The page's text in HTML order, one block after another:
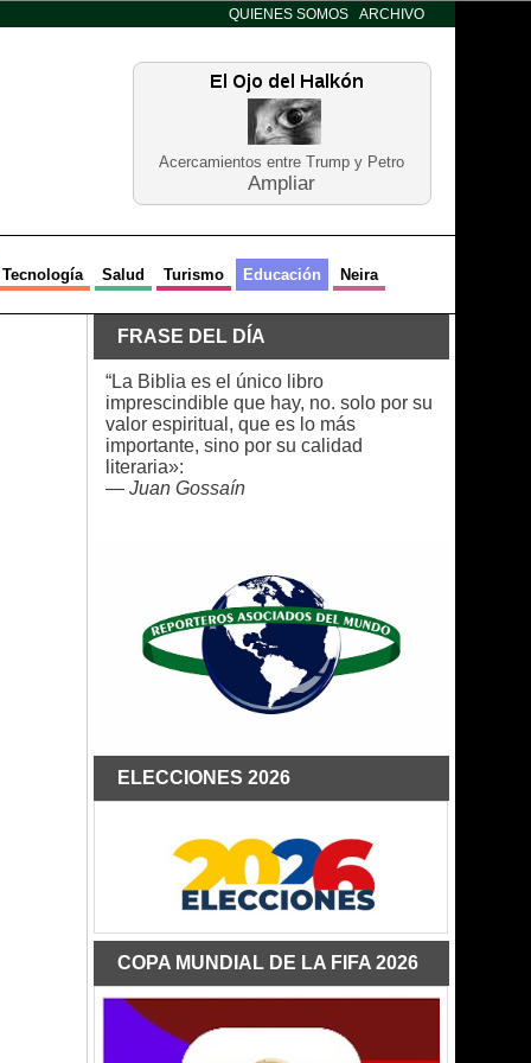
QUIENES SOMOS ARCHIVO
Acercamientos entre Trump y Petro
Ampliar
Tecnología Salud Turismo Educación Neira
FRASE DEL DÍA
“La Biblia es el único libro
imprescindible que hay, no. solo por su
valor espiritual, que es lo más
importante, sino por su calidad
literaria»:
— Juan Gossaín
ELECCIONES 2026
COPA MUNDIAL DE LA FIFA 2026